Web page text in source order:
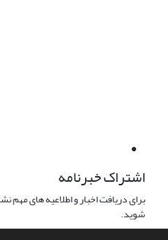
اشتراک خبرنامه
برای دریافت اخبار و اطلاعیه های
شوید.